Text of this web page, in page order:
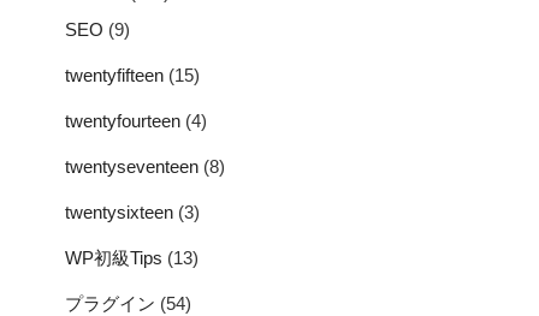
SEO (9)
twentyfifteen (15)
twentyfourteen (4)
twentyseventeen (8)
twentysixteen (3)
WP初級Tips (13)
プラグイン (54)